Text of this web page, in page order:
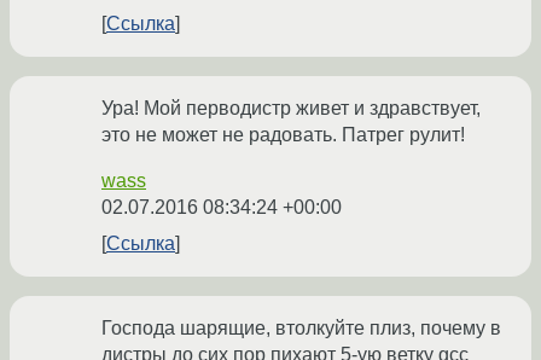
Ссылка
Ура! Мой перводистр живет и здравствует,
это не может не радовать. Патрег рулит!
wass
02.07.2016 08:34:24 +00:00
Ссылка
Господа шарящие, втолкуйте плиз, почему в
дистры до сих пор пихают 5-ую ветку gcc